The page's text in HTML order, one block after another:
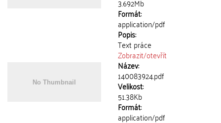
3.692Mb
Formát:
application/pdf
Popis:
Text práce
Zobrazit/otevřít
Název:
140083924.pdf
Velikost:
51.38Kb
Formát:
application/pdf